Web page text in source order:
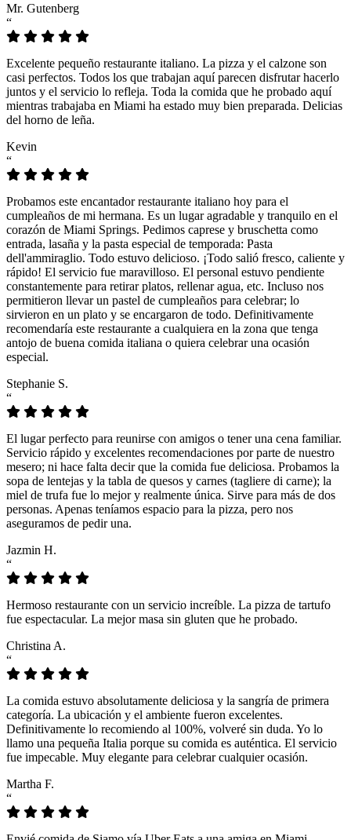
Mr. Gutenberg
“
Excelente pequeño restaurante italiano. La pizza y el calzone son
casi perfectos. Todos los que trabajan aquí parecen disfrutar hacerlo
juntos y el servicio lo refleja. Toda la comida que he probado aquí
mientras trabajaba en Miami ha estado muy bien preparada. Delicias
del horno de leña.
Kevin
“
Probamos este encantador restaurante italiano hoy para el
cumpleaños de mi hermana. Es un lugar agradable y tranquilo en el
corazón de Miami Springs. Pedimos caprese y bruschetta como
entrada, lasaña y la pasta especial de temporada: Pasta
dell'ammiraglio. Todo estuvo delicioso. ¡Todo salió fresco, caliente y
rápido! El servicio fue maravilloso. El personal estuvo pendiente
constantemente para retirar platos, rellenar agua, etc. Incluso nos
permitieron llevar un pastel de cumpleaños para celebrar; lo
sirvieron en un plato y se encargaron de todo. Definitivamente
recomendaría este restaurante a cualquiera en la zona que tenga
antojo de buena comida italiana o quiera celebrar una ocasión
especial.
Stephanie S.
“
El lugar perfecto para reunirse con amigos o tener una cena familiar.
Servicio rápido y excelentes recomendaciones por parte de nuestro
mesero; ni hace falta decir que la comida fue deliciosa. Probamos la
sopa de lentejas y la tabla de quesos y carnes (tagliere di carne); la
miel de trufa fue lo mejor y realmente única. Sirve para más de dos
personas. Apenas teníamos espacio para la pizza, pero nos
aseguramos de pedir una.
Jazmin H.
“
Hermoso restaurante con un servicio increíble. La pizza de tartufo
fue espectacular. La mejor masa sin gluten que he probado.
Christina A.
“
La comida estuvo absolutamente deliciosa y la sangría de primera
categoría. La ubicación y el ambiente fueron excelentes.
Definitivamente lo recomiendo al 100%, volveré sin duda. Yo lo
llamo una pequeña Italia porque su comida es auténtica. El servicio
fue impecable. Muy elegante para celebrar cualquier ocasión.
Martha F.
“